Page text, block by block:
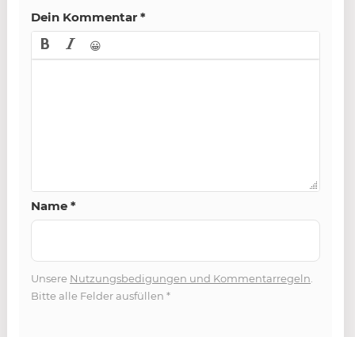
Dein Kommentar *
😀
Name *
Unsere Nutzungsbedigungen und Kommentarregeln.
Bitte alle Felder ausfüllen *